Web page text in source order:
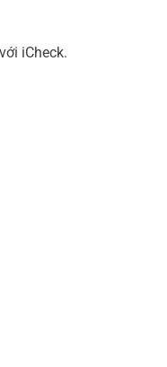
iCheck.